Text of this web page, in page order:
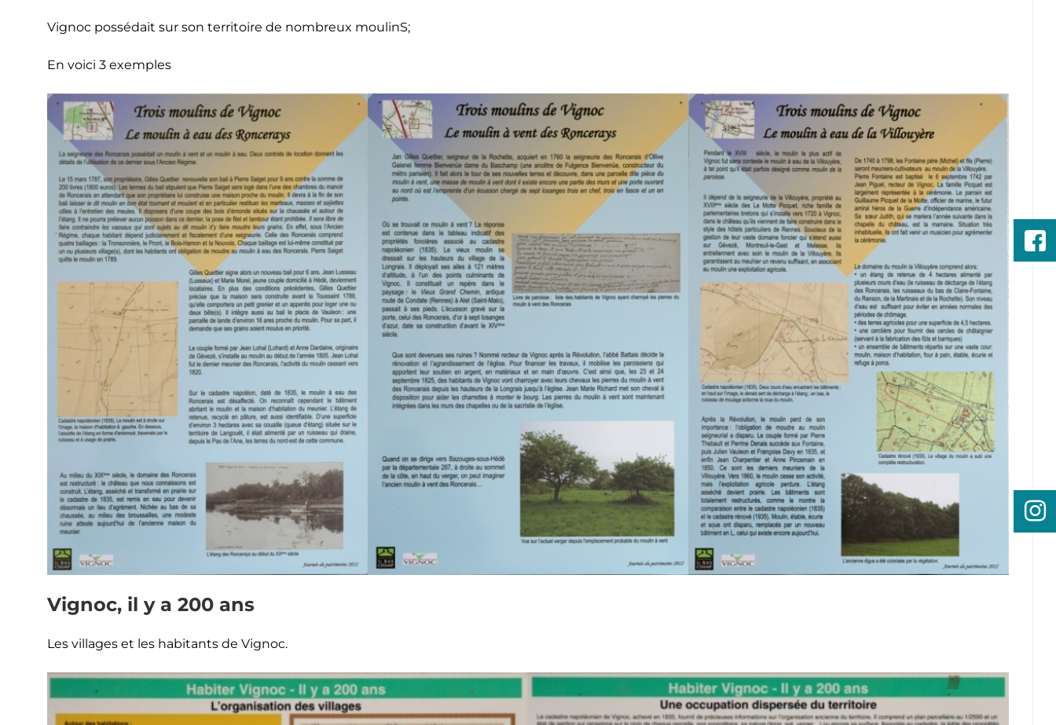
Vignoc possédait sur son territoire de nombreux moulinS;
En voici 3 exemples
Vignoc, il y a 200 ans
Les villages et les habitants de Vignoc.